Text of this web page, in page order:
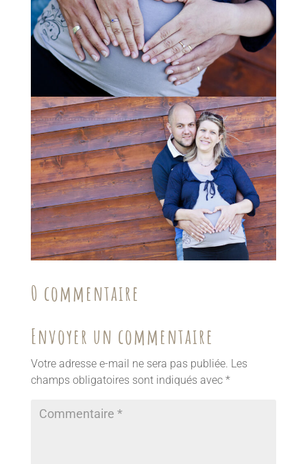
0 commentaire
Envoyer un commentaire
Votre adresse e-mail ne sera pas publiée. Les
champs obligatoires sont indiqués avec *